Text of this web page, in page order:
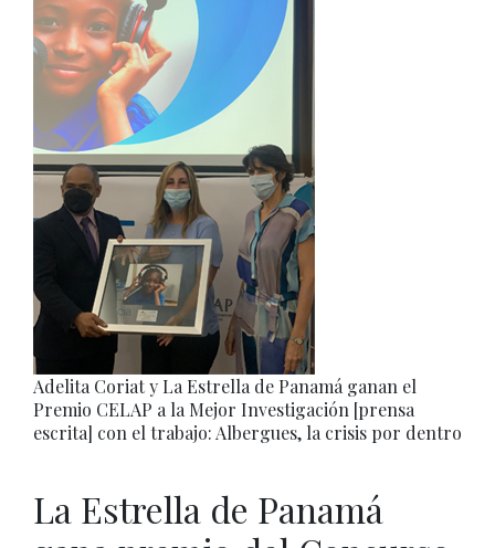
Adelita Coriat y La Estrella de Panamá ganan el
Premio CELAP a la Mejor Investigación [prensa
escrita] con el trabajo: Albergues, la crisis por dentro
La Estrella de Panamá